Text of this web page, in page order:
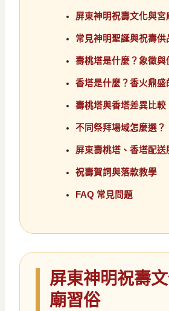
屏東神明祝壽文化與宮
常見神明聖誕與祝壽供
壽桃塔是什麼？象徵與
香塔是什麼？香火鼎盛
壽桃塔與香塔差異比較
不同祭拜場域怎麼選？
屏東壽桃塔、香塔配送
祝壽賀詞與落款教學
FAQ 常見問題
屏東神明祝壽
廟習俗